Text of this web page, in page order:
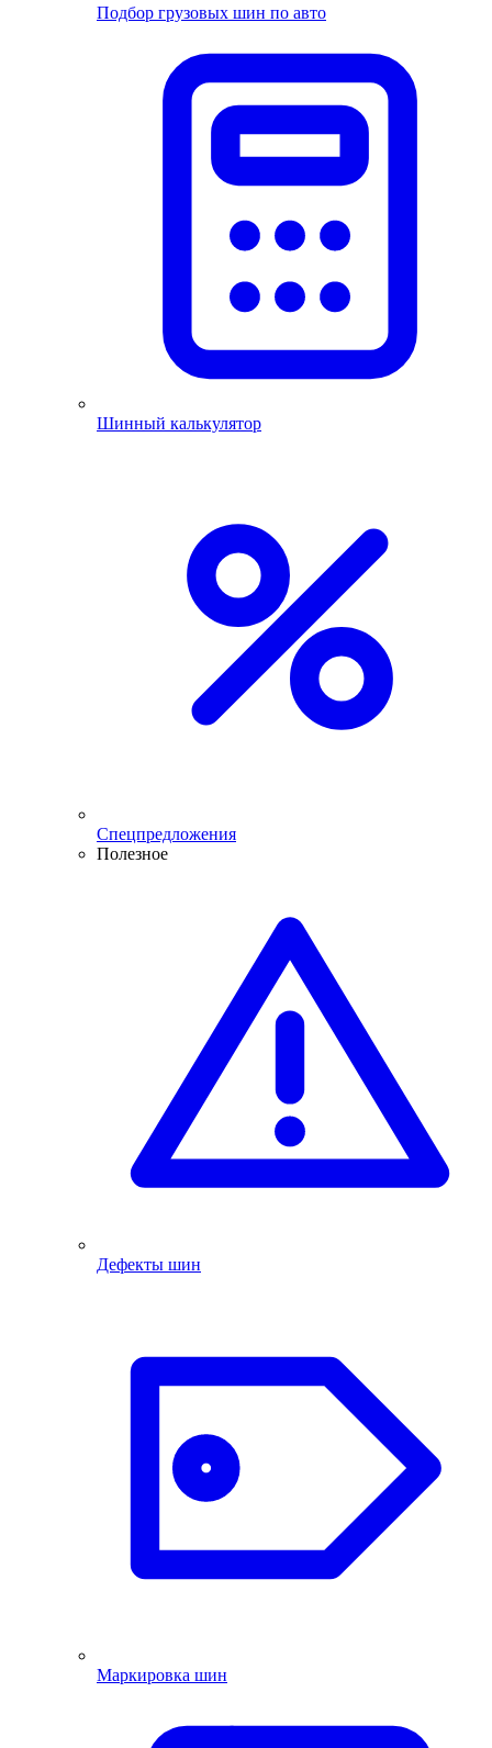
Подбор грузовых шин по авто
Шинный калькулятор
Спецпредложения
Полезное
Дефекты шин
Маркировка шин